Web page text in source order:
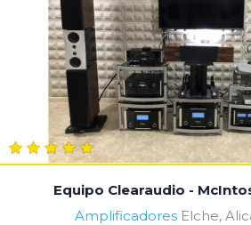
Equipo Clearaudio -
Amplificadores Elche,